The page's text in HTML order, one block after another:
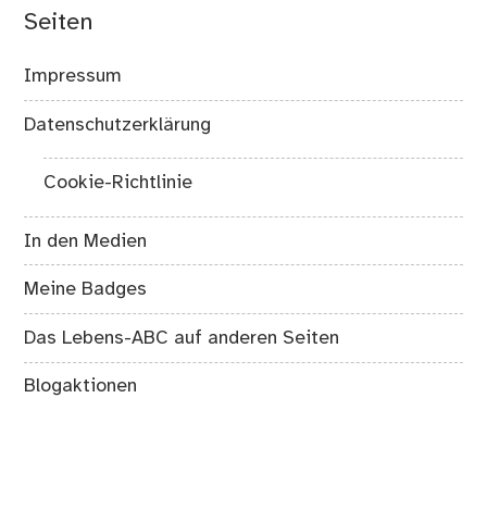
Seiten
Impressum
Datenschutzerklärung
Cookie-Richtlinie
In den Medien
Meine Badges
Das Lebens-ABC auf anderen Seiten
Blogaktionen